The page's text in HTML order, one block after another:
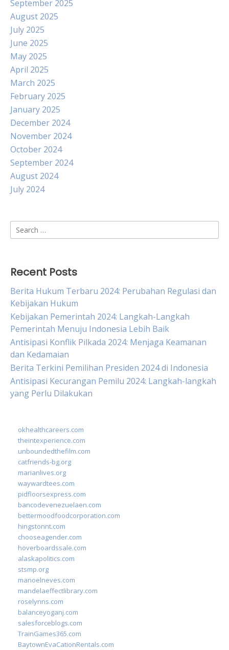
September 2025
August 2025
July 2025
June 2025
May 2025
April 2025
March 2025
February 2025
January 2025
December 2024
November 2024
October 2024
September 2024
August 2024
July 2024
Search
for:
Recent Posts
Berita Hukum Terbaru 2024: Perubahan Regulasi dan
Kebijakan Hukum
Kebijakan Pemerintah 2024: Langkah-Langkah
Pemerintah Menuju Indonesia Lebih Baik
Antisipasi Konflik Pilkada 2024: Menjaga Keamanan
dan Kedamaian
Berita Terkini Pemilihan Presiden 2024 di Indonesia
Antisipasi Kecurangan Pemilu 2024: Langkah-langkah
yang Perlu Dilakukan
okhealthcareers.com
theintexperience.com
unboundedthefilm.com
catfriends-bg.org
marianlives.org
waywardtees.com
pidfloorsexpress.com
bancodevenezuelaen.com
bettermoodfoodcorporation.com
hingstonnt.com
chooseagender.com
hoverboardssale.com
alaskapolitics.com
stsmp.org
manoelneves.com
mandelaeffectlibrary.com
roselynns.com
balanceyoganj.com
salesforceblogs.com
TrainGames365.com
BaytownEvaCationRentals.com